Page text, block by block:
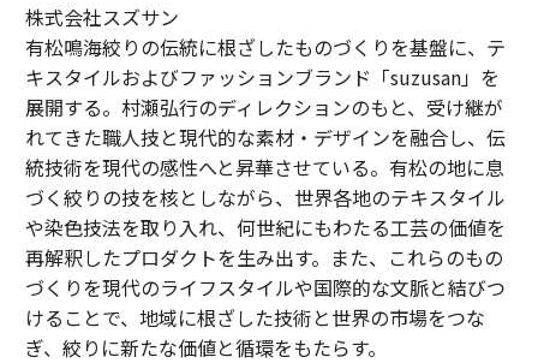
株式会社スズサン
有松鳴海絞りの伝統に根ざしたものづくりを基盤に、テ
キスタイルおよびファッションブランド「suzusan」を
展開する。村瀬弘行のディレクションのもと、受け継が
れてきた職人技と現代的な素材・デザインを融合し、伝
統技術を現代の感性へと昇華させている。有松の地に息
づく絞りの技を核としながら、世界各地のテキスタイル
や染色技法を取り入れ、何世紀にもわたる工芸の価値を
再解釈したプロダクトを生み出す。また、これらのもの
づくりを現代のライフスタイルや国際的な文脈と結びつ
けることで、地域に根ざした技術と世界の市場をつな
ぎ、絞りに新たな価値と循環をもたらす。